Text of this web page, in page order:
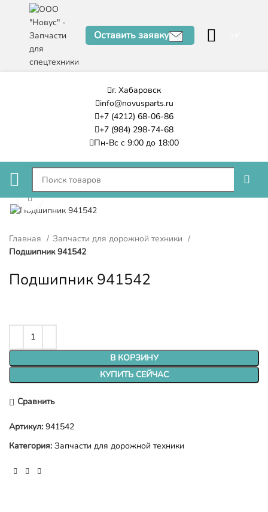
Оставить заявку
г. Хабаровск
info@novusparts.ru
+7 (4212) 68-06-86
+7 (984) 298-74-68
Пн-Вс с 9:00 до 18:00
Нажмите, чтобы увеличить
Главная
Запчасти для дорожной техники
Подшипник 941542
Подшипник 941542
В КОРЗИНУ
КУПИТЬ СЕЙЧАС
Сравнить
Артикул: 941542
Категория: Запчасти для дорожной техники